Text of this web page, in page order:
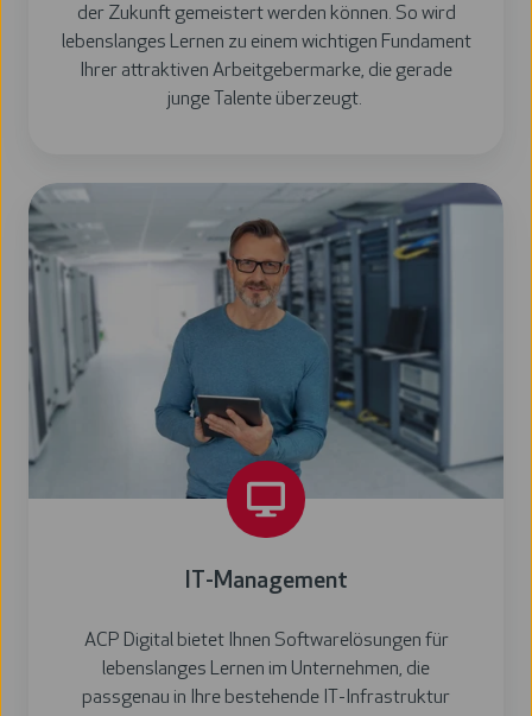
der Zukunft gemeistert werden können. So wird
lebenslanges Lernen zu einem wichtigen Fundament
Ihrer attraktiven Arbeitgebermarke, die gerade
junge Talente überzeugt.
IT-Management
ACP Digital bietet Ihnen Softwarelösungen für
lebenslanges Lernen im Unternehmen, die
passgenau in Ihre bestehende IT-Infrastruktur